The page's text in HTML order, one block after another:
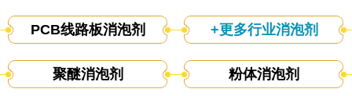
PCB线路板消泡剂 +更多行业消泡剂
聚醚消泡剂 粉体消泡剂